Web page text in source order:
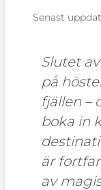
Senast
Slutet
på
fjällen –
boka in
är
av